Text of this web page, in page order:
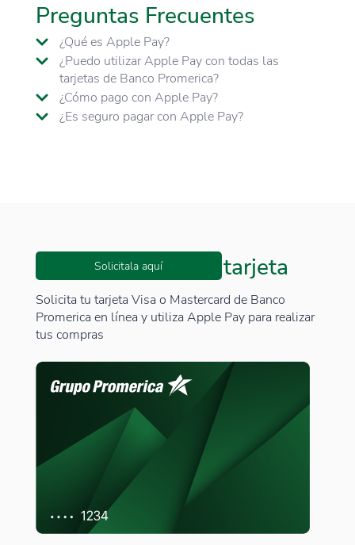
Preguntas Frecuentes
¿Qué es Apple Pay?
¿Puedo utilizar Apple Pay con todas las
tarjetas de Banco Promerica?
¿Cómo pago con Apple Pay?
¿Es seguro pagar con Apple Pay?
Aún no tienes una tarjeta
Solicita tu tarjeta Visa o Mastercard de Banco
Promerica en línea y utiliza Apple Pay para realizar
tus compras
Solicitala aquí